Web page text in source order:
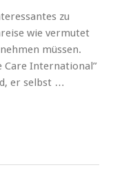
zu
wie vermutet
müssen.
Care International”
er selbst …